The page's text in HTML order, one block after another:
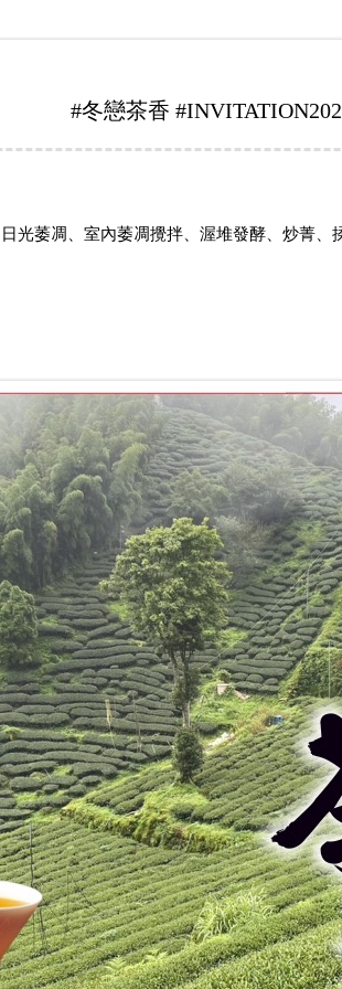
#冬戀茶香
光萎凋、室內萎凋攪拌、渥堆發酵、炒菁